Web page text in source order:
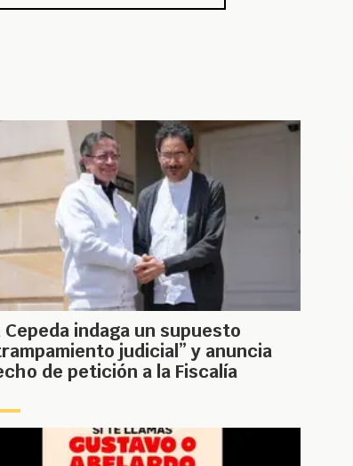
Cepeda indaga un supuesto
judicial” y anuncia
de petición a la Fiscalía